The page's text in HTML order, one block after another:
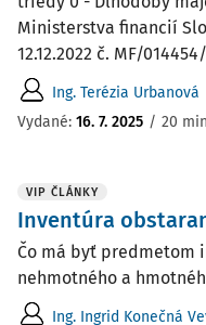
Ministerstva financií
12.12.2022 č. MF/
Ing. Terézia Urbanová
Vydané: 16. 7. 2025 / 20
VIP ČLÁNKY
Inventúra
Čo má byť predmetom
nehmotného a
Ing. Ingrid Konečná